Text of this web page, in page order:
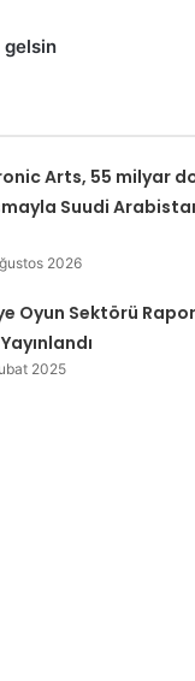
gelsin
Arts, 55 milyar
Suudi
2026
Oyun Sektörü
2025